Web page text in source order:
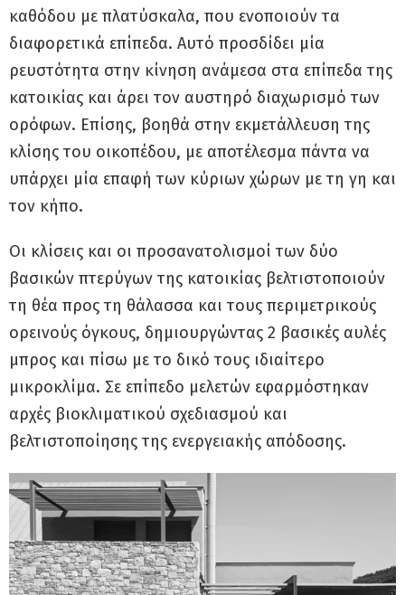
καθόδου με πλατύσκαλα, που ενοποιούν τα
διαφορετικά επίπεδα. Αυτό προσδίδει μία
ρευστότητα στην κίνηση ανάμεσα στα επίπεδα της
κατοικίας και άρει τον αυστηρό διαχωρισμό των
ορόφων. Επίσης, βοηθά στην εκμετάλλευση της
κλίσης του οικοπέδου, με αποτέλεσμα πάντα να
υπάρχει μία επαφή των κύριων χώρων με τη γη και
τον κήπο.
Οι κλίσεις και οι προσανατολισμοί των δύο
βασικών πτερύγων της κατοικίας βελτιστοποιούν
τη θέα προς τη θάλασσα και τους περιμετρικούς
ορεινούς όγκους, δημιουργώντας 2 βασικές αυλές
μπρος και πίσω με το δικό τους ιδιαίτερο
μικροκλίμα. Σε επίπεδο μελετών εφαρμόστηκαν
αρχές βιοκλιματικού σχεδιασμού και
βελτιστοποίησης της ενεργειακής απόδοσης.